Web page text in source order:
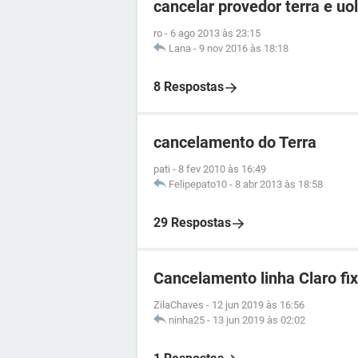
cancelar provedor terra e uol
ro - 6 ago 2013 às 23:15
Lana - 9 nov 2016 às 18:18
8 Respostas
cancelamento do Terra
pati - 8 fev 2010 às 16:49
Felipepato10 - 8 abr 2013 às 18:58
29 Respostas
Cancelamento linha Claro
ZilaChaves - 12 jun 2019 às 16:56
ninha25 - 13 jun 2019 às 02:02